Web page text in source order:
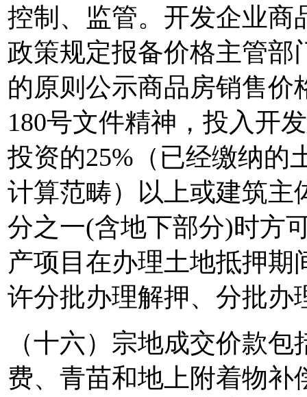
控制、监管。开发企业商
政策规定报备价格主管部
的原则公示商品房销售价
180号文件精神，投入开
投资的25%（已经缴纳的
计算范畴）以上或建筑主
分之一(含地下部分)时方
产项目在办理土地抵押
许分批办理解押、分批办
（十六）宗地成交价款
费、青苗和地上附着物补